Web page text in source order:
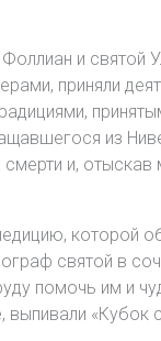
и святой
приняли
из
и, отыскав
которой
святой в
помочь им и
«Кубок